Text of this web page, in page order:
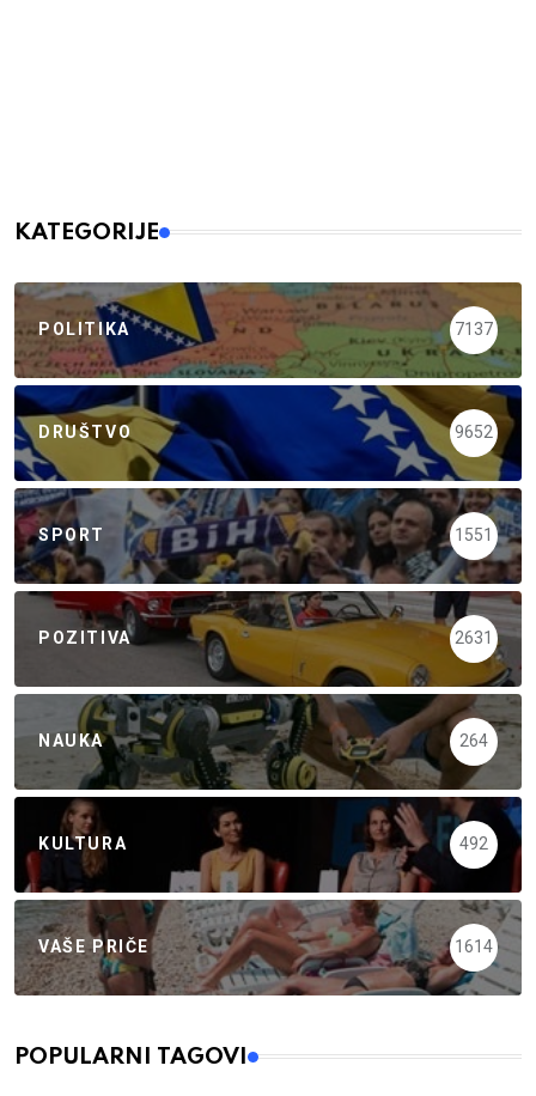
KATEGORIJE
POLITIKA 7137
DRUŠTVO 9652
SPORT 1551
POZITIVA 2631
NAUKA 264
KULTURA 492
VAŠE PRIČE 1614
POPULARNI TAGOVI